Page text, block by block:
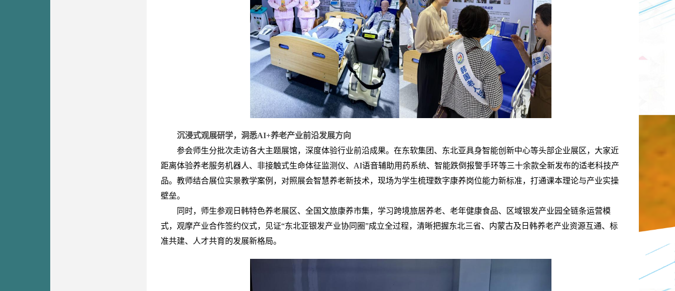
沉浸式观展研学，洞悉AI+养老产业前沿发展方向
参会师生分批次走访各大主题展馆，深度体验行业前沿成果。在东软集团、东北亚具身智能创新中心等头部企业展区，大家近
距离体验养老服务机器人、非接触式生命体征监测仪、AI语音辅助用药系统、智能跌倒报警手环等三十余款全新发布的适老科技产
品。教师结合展位实景教学案例，对照展会智慧养老新技术，现场为学生梳理数字康养岗位能力新标准，打通课本理论与产业实操
壁垒。
同时，师生参观日韩特色养老展区、全国文旅康养市集，学习跨境旅居养老、老年健康食品、区域银发产业园全链条运营模
式，观摩产业合作签约仪式，见证“东北亚银发产业协同圈”成立全过程，清晰把握东北三省、内蒙古及日韩养老产业资源互通、标
准共建、人才共育的发展新格局。